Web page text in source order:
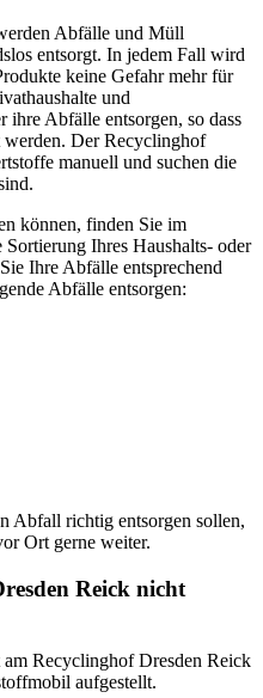
Abfälle und Müll
entsorgt. In jedem Fall wird
keine Gefahr mehr für
und
Abfälle entsorgen, so dass
Der Recyclinghof
manuell und suchen die
können, finden Sie im
Ihres Haushalts- oder
Ihre Abfälle entsprechend
Abfälle entsorgen:
Abfall richtig entsorgen sollen,
Ort gerne weiter.
Reick nicht
Recyclinghof Dresden Reick
aufgestellt.